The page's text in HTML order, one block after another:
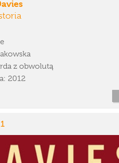
z obwolutą
2012